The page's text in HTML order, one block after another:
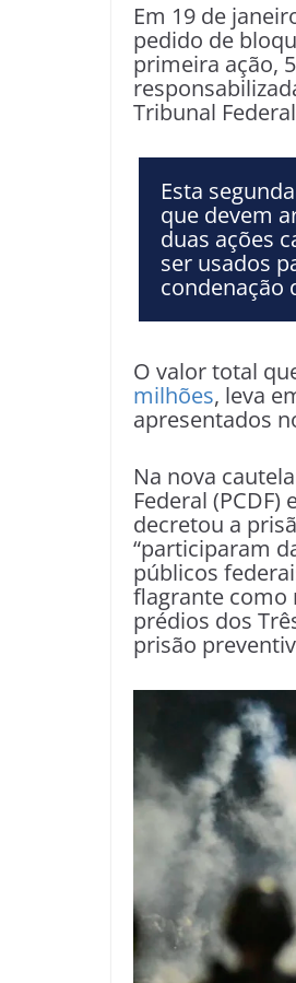
Em 19 de
pedido de
primeira ação,
Tribunal
Esta
que devem
duas ações
ser usados
condenação
O valor total
milhões, leva
apresentados
Na nova
Federal
decretou a
“participaram
públicos
flagrante como
prédios dos
prisão